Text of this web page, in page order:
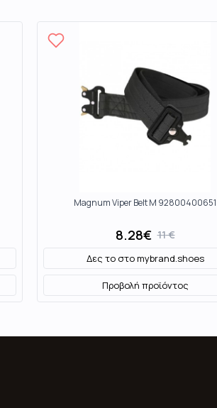
Magnum Viper Belt M 92800400651
8.28€ 11€
Δες το στοmybrand.shoes
Προβολή προϊόντος